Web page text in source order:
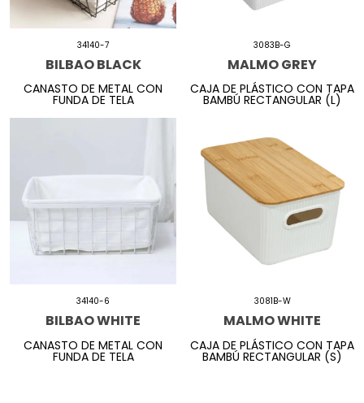
34140-7
BILBAO BLACK
CANASTO DE METAL CON
FUNDA DE TELA
3083B-G
MALMO GREY
CAJA DE PLÁSTICO CON TAPA
BAMBÚ RECTANGULAR (L)
34140-6
BILBAO WHITE
CANASTO DE METAL CON
FUNDA DE TELA
3081B-W
MALMO WHITE
CAJA DE PLÁSTICO CON TAPA
BAMBÚ RECTANGULAR (S)